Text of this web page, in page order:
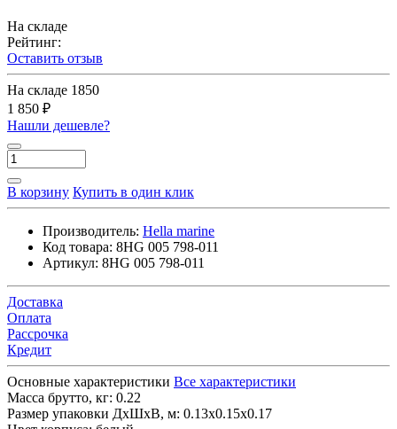
На складе
Рейтинг:
Оставить отзыв
На складе 1850
1 850 ₽
Нашли дешевле?
В корзину Купить в один клик
Производитель: Hella marine
Код товара: 8HG 005 798-011
Артикул: 8HG 005 798-011
Доставка
Оплата
Рассрочка
Кредит
Основные характеристики Все характеристики
Масса брутто, кг: 0.22
Размер упаковки ДхШхВ, м: 0.13x0.15x0.17